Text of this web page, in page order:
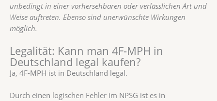
unbedingt in einer vorhersehbaren oder verlässlichen Art und
Weise auftreten. Ebenso sind unerwünschte Wirkungen
möglich.
Legalität: Kann man 4F-MPH in
Deutschland legal kaufen?
Ja, 4F-MPH ist in Deutschland legal.
Durch einen logischen Fehler im NPSG ist es in